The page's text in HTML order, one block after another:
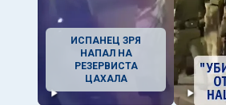
ИСПАНЕЦ ЗРЯ
НАПАЛ НА
РЕЗЕРВИСТА
ЦАХАЛА